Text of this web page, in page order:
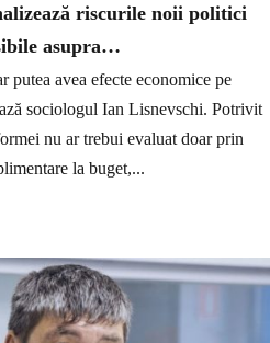
riscurile noii politici
asupra…
putea avea efecte economice pe
sociologul Ian Lisnevschi. Potrivit
nu ar trebui evaluat doar prin
la buget,...